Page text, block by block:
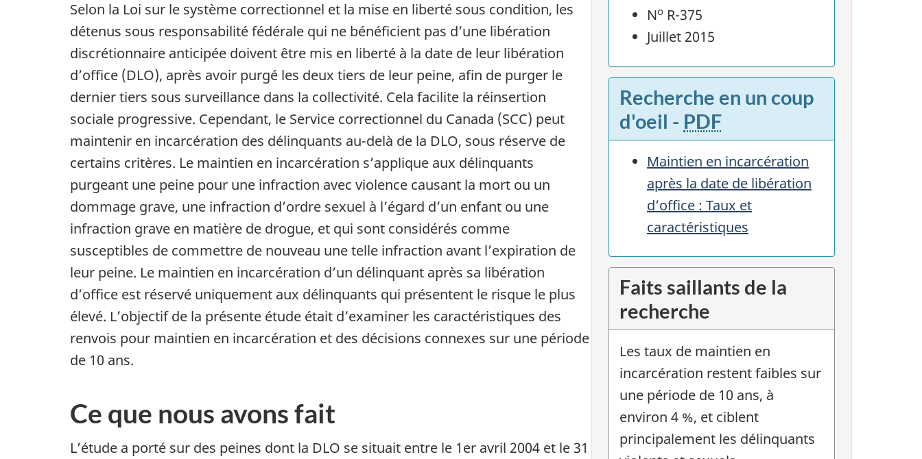
No R-375
Juillet 2015
Recherche en un coup
d'oeil - PDF
Maintien en incarcération
après la date de libération
d’office : Taux et
caractéristiques
Faits saillants de la
recherche
Les taux de maintien en
incarcération restent faibles sur
une période de 10 ans, à
environ 4 %, et ciblent
principalement les délinquants
Selon la Loi sur le système correctionnel et la mise en liberté sous condition, les
détenus sous responsabilité fédérale qui ne bénéficient pas d’une libération
discrétionnaire anticipée doivent être mis en liberté à la date de leur libération
d’office (DLO), après avoir purgé les deux tiers de leur peine, afin de purger le
dernier tiers sous surveillance dans la collectivité. Cela facilite la réinsertion
sociale progressive. Cependant, le Service correctionnel du Canada (SCC) peut
maintenir en incarcération des délinquants au-delà de la DLO, sous réserve de
certains critères. Le maintien en incarcération s’applique aux délinquants
purgeant une peine pour une infraction avec violence causant la mort ou un
dommage grave, une infraction d’ordre sexuel à l’égard d’un enfant ou une
infraction grave en matière de drogue, et qui sont considérés comme
susceptibles de commettre de nouveau une telle infraction avant l’expiration de
leur peine. Le maintien en incarcération d’un délinquant après sa libération
d’office est réservé uniquement aux délinquants qui présentent le risque le plus
élevé. L’objectif de la présente étude était d’examiner les caractéristiques des
renvois pour maintien en incarcération et des décisions connexes sur une période
de 10 ans.
Ce que nous avons fait
L’étude a porté sur des peines dont la DLO se situait entre le 1er avril 2004 et le 31